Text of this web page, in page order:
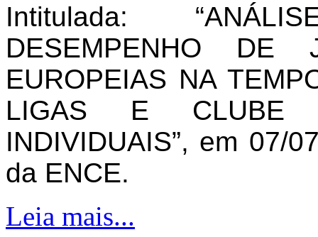
Intitulada:
DESEMPENHO DE
EUROPEIAS NA
LIGAS E CLUBE
INDIVIDUAIS”, em 07/
da ENCE.
Leia mais...